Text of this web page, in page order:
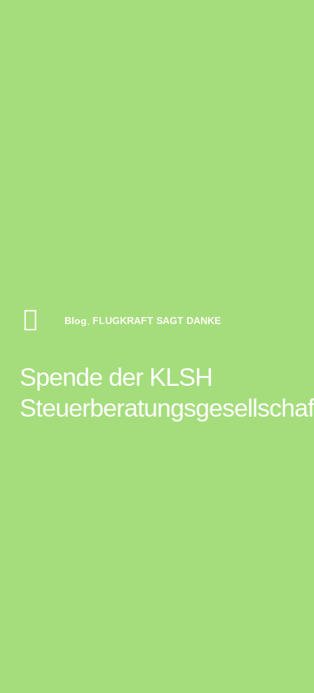
Blog FLUGKRAFT SAGT DANKE
Spende der KLSH